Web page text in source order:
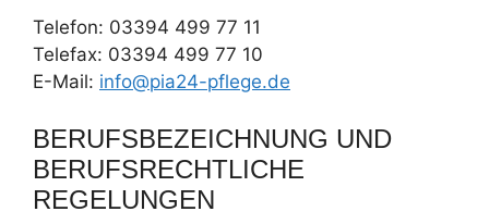
Telefon: 03394 499 77 11
Telefax: 03394 499 77 10
E-Mail: info@pia24-pflege.de
BERUFSBEZEICHNUNG UND
BERUFSRECHTLICHE
REGELUNGEN